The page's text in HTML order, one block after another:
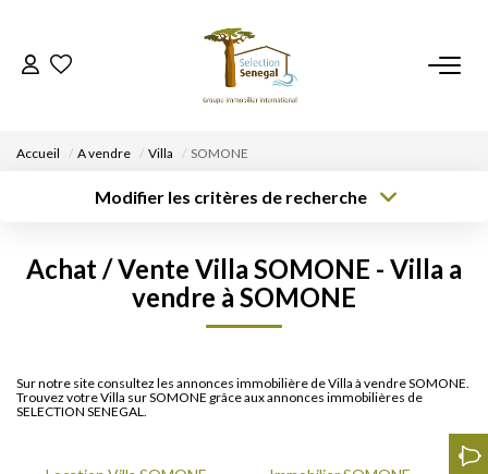
ACCUEIL
DÉPOSEZ VOTRE RECHERCHE
Accueil A vendre Villa SOMONE
Modifier les critères de recherche
Budget max
Achat / Vente Villa SOMONE - Villa a
vendre à SOMONE
Sur notre site consultez les annonces immobilière de Villa à vendre SOMONE.
Trouvez votre Villa sur SOMONE grâce aux annonces immobilières de
SELECTION SENEGAL.